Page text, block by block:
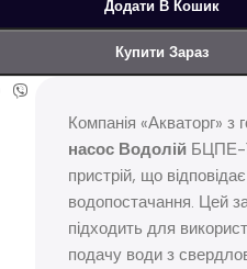
Додати В Кошик
Купити Зараз
Компанія «Акваторг» з
насос ВодолійБЦПЕ-
пристрій, що
водопостачання. Цей
підходить для
подачу води з